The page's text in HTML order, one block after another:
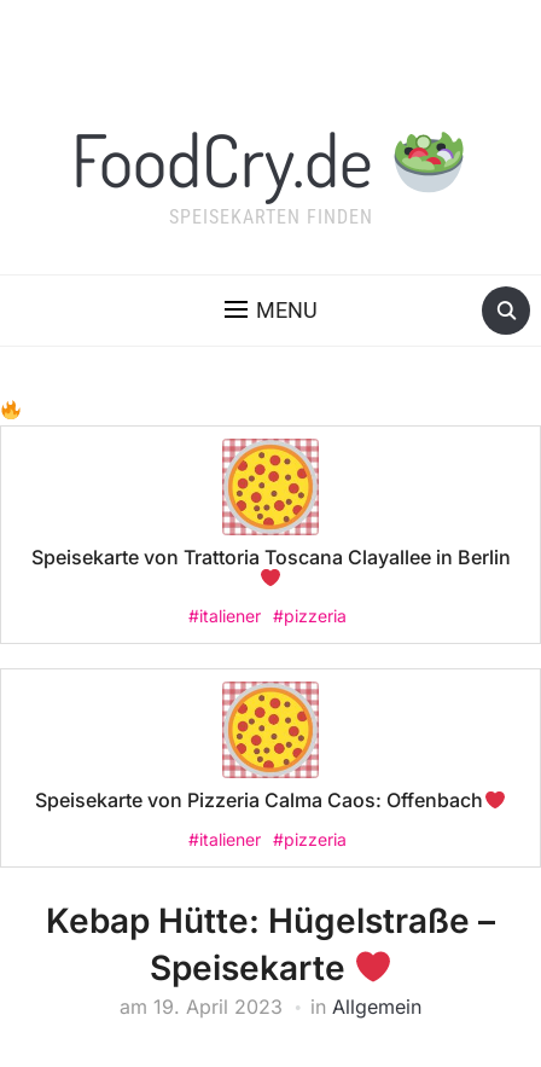
FoodCry.de
SPEISEKARTEN FINDEN
MENU
Speisekarte von Trattoria Toscana Clayallee in Berlin
#italiener #pizzeria
Speisekarte von Pizzeria Calma Caos: Offenbach
#italiener #pizzeria
Kebap Hütte: Hügelstraße –
Speisekarte
am 19. April 2023 in Allgemein